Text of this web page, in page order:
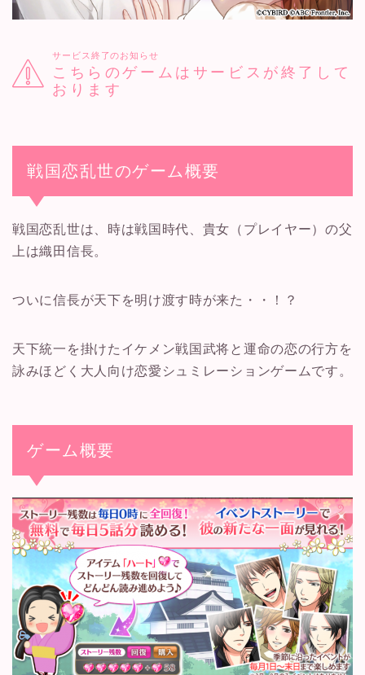
サービス終了のお知らせ
こちらのゲームはサービスが終了して
おります
戦国恋乱世のゲーム概要
戦国恋乱世は、時は戦国時代、貴女（プレイヤー）の父
上は織田信長。
ついに信長が天下を明け渡す時が来た・・！？
天下統一を掛けたイケメン戦国武将と運命の恋の行方を
詠みほどく大人向け恋愛シュミレーションゲームです。
ゲーム概要